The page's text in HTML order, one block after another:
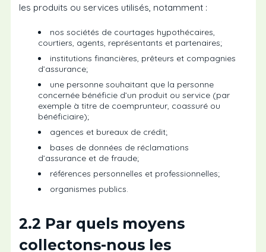
les produits ou services utilisés, notamment :
nos sociétés de courtages hypothécaires,
courtiers, agents, représentants et partenaires;
institutions financières, prêteurs et compagnies
d’assurance;
une personne souhaitant que la personne
concernée bénéficie d’un produit ou service (par
exemple à titre de coemprunteur, coassuré ou
bénéficiaire);
agences et bureaux de crédit;
bases de données de réclamations
d’assurance et de fraude;
références personnelles et professionnelles;
organismes publics.
2.2 Par quels moyens
collectons-nous les